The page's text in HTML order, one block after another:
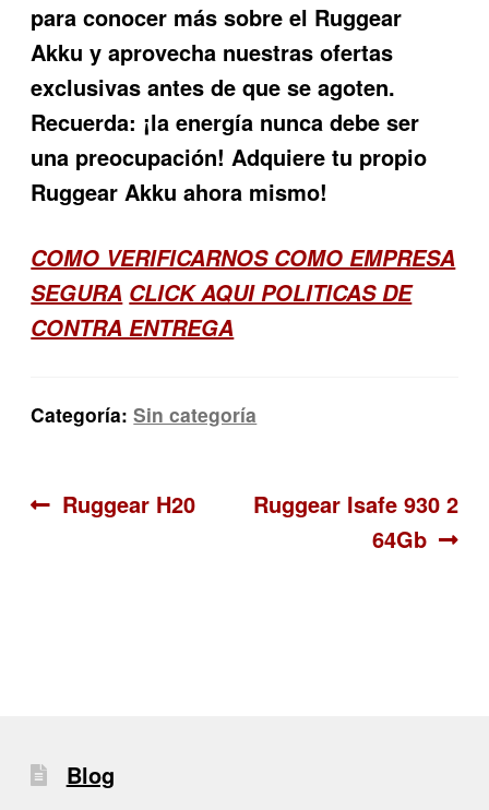
para conocer más sobre el Ruggear
Akku y aprovecha nuestras ofertas
exclusivas antes de que se agoten.
Recuerda: ¡la energía nunca debe ser
una preocupación! Adquiere tu propio
Ruggear Akku ahora mismo!
COMO VERIFICARNOS COMO EMPRESA
SEGURA CLICK AQUI POLITICAS DE
CONTRA ENTREGA
Categoría:Sin categoría
Navegación
Anterior:
Ruggear H20 Siguiente:
Ruggear Isafe 930 2
64Gb
Blog